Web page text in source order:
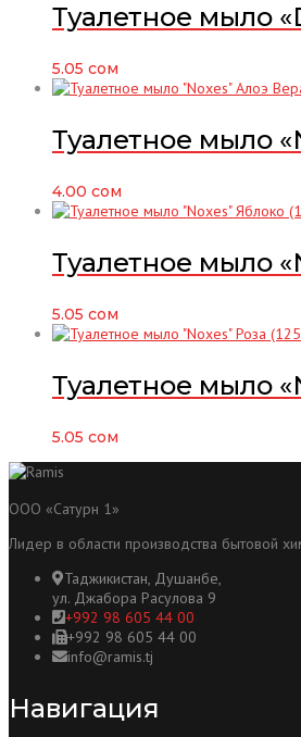
Туалетное мыло
5.05 сом
Туалетное мыло
4.00 сом
Туалетное мыло
5.05 сом
Туалетное мыло
5.05 сом
ООО «Сатурн 1»
Лидер в области производства бытовой
Таджикистан, Душанбе,
ул. Джабора Расулова 9
+992 98 605 44 00
+992 98 605 44 00
info@ramis.tj
Навигация